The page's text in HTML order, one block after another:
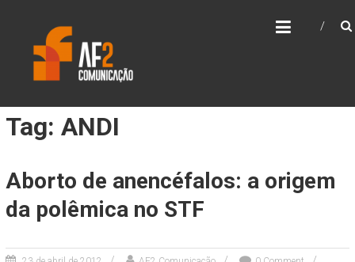
content
Tag: ANDI
Aborto de anencéfalos: a origem
da polêmica no STF